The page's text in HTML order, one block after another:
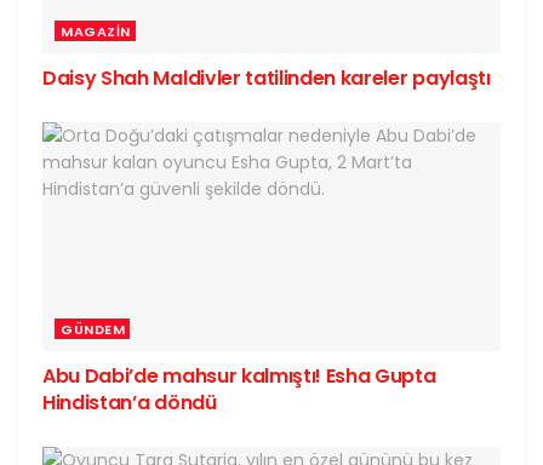
MAGAZIN
Daisy Shah Maldivler tatilinden kareler paylaştı
GÜNDEM
Abu Dabi’de mahsur kalmıştı! Esha Gupta
Hindistan’a döndü